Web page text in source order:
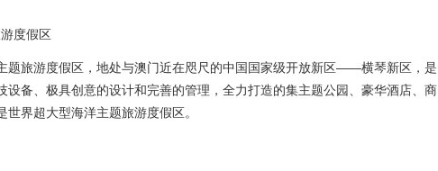
度假区
题旅游度假区，地处与澳门近在咫尺的中国国家级开放新区——横琴新区，是
备、极具创意的设计和完善的管理，全力打造的集主题公园、豪华酒店、商
界超大型海洋主题旅游度假区。